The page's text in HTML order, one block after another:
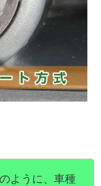
ように、車種